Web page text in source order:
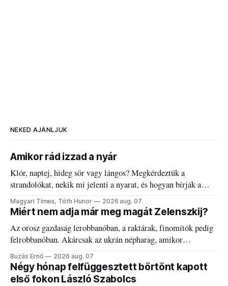
NEKED AJÁNLJUK
Amikor rád izzad a nyár
Klór, naptej, hideg sör vagy lángos? Megkérdeztük a
strandolókat, nekik mi jelenti a nyarat, és hogyan bírják a
kánikulát.
Magyari Tímea, Tóth Hunor 2026 aug. 07
Miért nem adja már meg magát Zelenszkij?
Az orosz gazdaság lerobbanóban, a raktárak, finomítók pedig
felrobbanóban. Akárcsak az ukrán népharag, amikor
elégedetlen vezetőivel.
Buzás Ernő 2026 aug. 07
Négy hónap felfüggesztett börtönt kapott
első fokon László Szabolcs